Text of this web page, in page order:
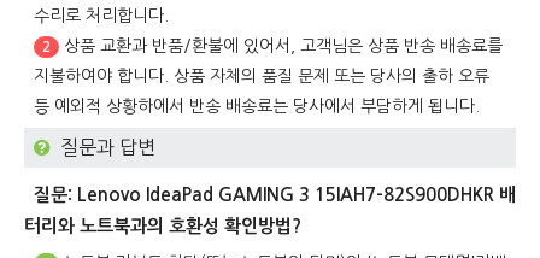
수리로 처리합니다.
2
상품 교환과 반품/환불에 있어서, 고객님은 상품 반송 배송료를
지불하여야 합니다. 상품 자체의 품질 문제 또는 당사의 출하 오류
등 예외적 상황하에서 반송 배송료는 당사에서 부담하게 됩니다.
질문과 답변
질문: Lenovo IdeaPad GAMING 3 15IAH7-82S900DHKR 배
터리와 노트북과의 호환성 확인방법?